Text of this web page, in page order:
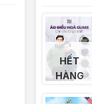
HẾT
HÀNG